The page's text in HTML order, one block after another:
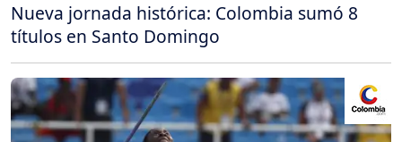
Nueva jornada histórica: Colombia sumó 8
títulos en Santo Domingo